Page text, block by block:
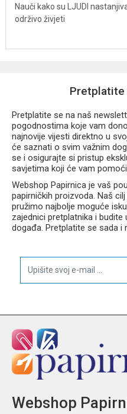
Nauči kako su LJUDI
održivo živjeti
Pretplatite
Pretplatite se na naš
pogodnostima koje vam
najnovije vijesti direktno u
će saznati o svim važnim
se i osigurajte si pristup
savjetima koji će vam
Webshop Papirnica je vaš
papirničkih proizvoda. Naš
pružimo najbolje moguće
zajednici pretplatnika i
događa. Pretplatite se sada i
Webshop